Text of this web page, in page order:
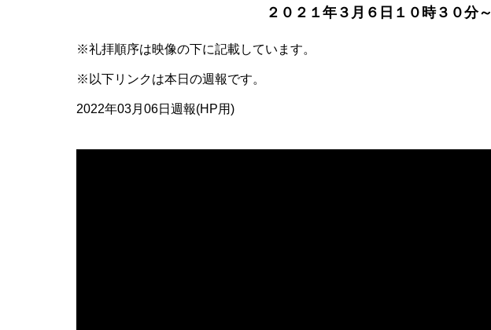
２０２１年３月６日１０時３０分～
※礼拝順序は映像の下に記載しています。
※以下リンクは本日の週報です。
2022年03月06日週報(HP用)